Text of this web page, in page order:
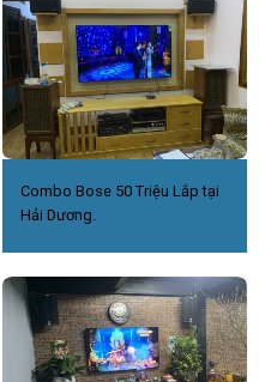
Combo Bose 50 Triệu Lắp tại
Hải Dương.